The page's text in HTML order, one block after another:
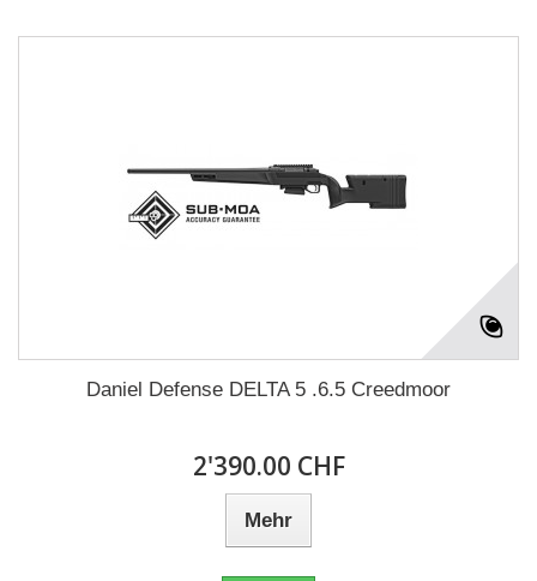
Daniel Defense DELTA 5 .6.5 Creedmoor
2'390.00 CHF
Mehr